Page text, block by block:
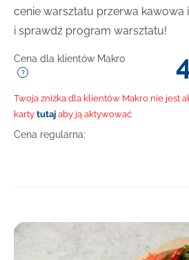
cenie warsztatu przerwa kawowa i
i sprawdź program warsztatu!
Cena dla klientów Makro
Twoja zniżka dla klientów Makro nie jest
karty tutaj aby ją aktywować
Cena regularna: